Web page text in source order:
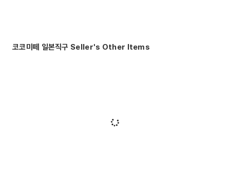
코코미떼 일본직구 Seller's Other Items